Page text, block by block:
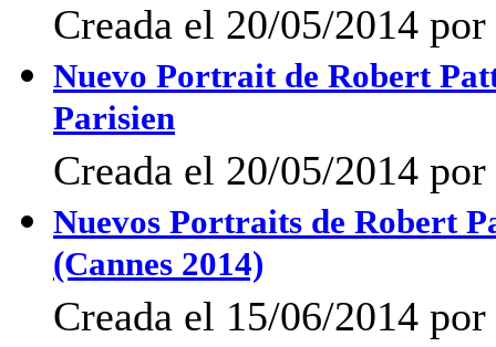
Creada el 20/05/2014
Nuevo Portrait de Robert
Parisien
Creada el 20/05/2014
Nuevos Portraits de Robert
(Cannes 2014)
Creada el 15/06/2014